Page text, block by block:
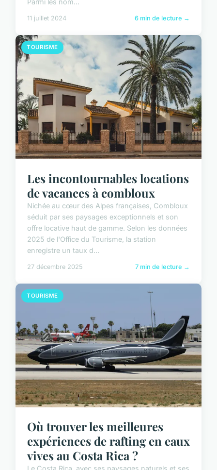
11 juillet 2024 6 min de lecture →
TOURISME
Les incontournables locations
de vacances à combloux
Nichée au cœur des Alpes françaises, Combloux
séduit par ses paysages exceptionnels et son
offre locative haut de gamme. Selon les données
2025 de l'Office du Tourisme, la station
enregistre un taux d...
27 décembre 2025 7 min de lecture →
TOURISME
Où trouver les meilleures
expériences de rafting en eaux
vives au Costa Rica ?